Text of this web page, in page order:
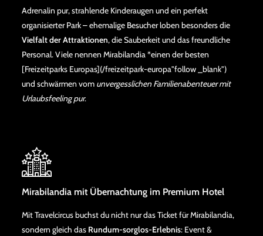
Adrenalin pur, strahlende Kinderaugen und ein perfekt
organisierter Park – ehemalige Besucher loben besonders die
Vielfalt der Attraktionen, die Sauberkeit und das freundliche
Personal. Viele nennen Mirabilandia *einen der besten
[Freizeitparks Europas](/freizeitpark-europa"follow _blank")
und schwärmen vom unvergesslichen Familienabenteuer mit
Urlaubsfeeling pur.
Mirabilandia mit Übernachtung im Premium Hotel
Mit Travelcircus buchst du nicht nur das Ticket für Mirabilandia,
sondern gleich das Rundum-sorglos-Erlebnis: Event &